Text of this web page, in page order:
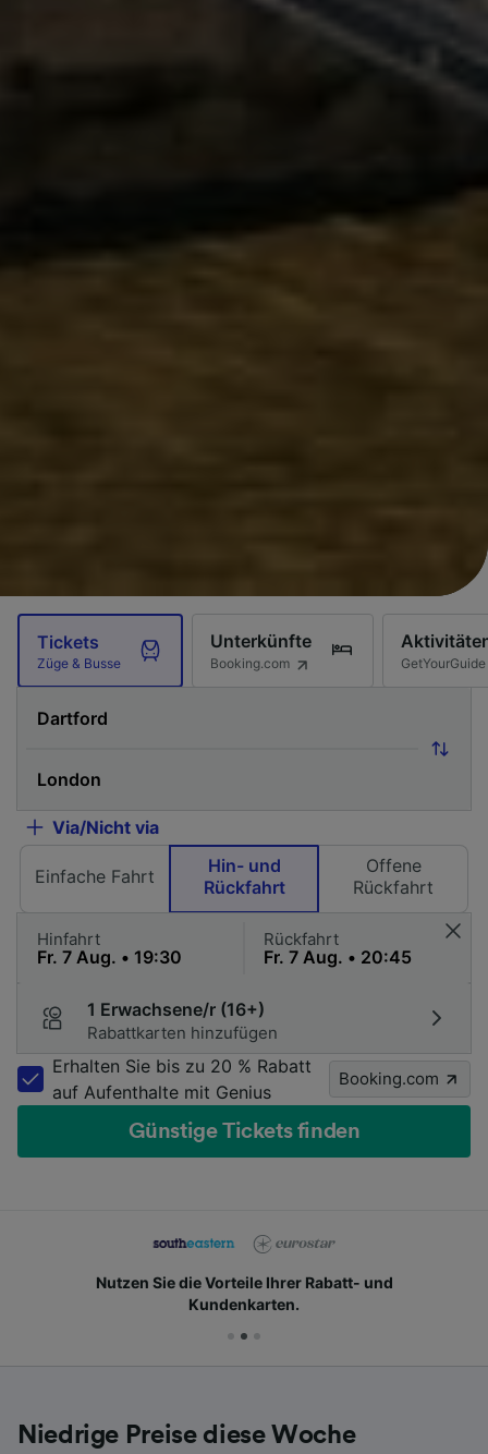
Tickets
Züge & Busse
Unterkünfte
Booking.com GetYourGuide
Via/Nicht via
Einfache Fahrt
Hin- und
Rückfahrt
Offene
Rückfahrt
Hinfahrt Rückfahrt
1 Erwachsene/r (16+)
Rabattkarten hinzufügen
Erhalten Sie bis zu 20 % Rabatt
auf Aufenthalte mit Genius
Booking.com
Günstige Tickets finden
Nutzen Sie die Vorteile Ihrer Rabatt- und
Kundenkarten.
Niedrige Preise diese Woche